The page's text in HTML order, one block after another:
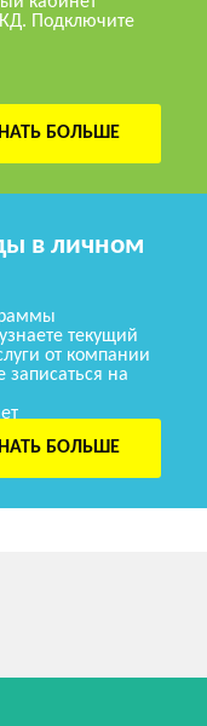
Подключите
БОЛЬШЕ
в личном
текущий
от компании
на
БОЛЬШЕ